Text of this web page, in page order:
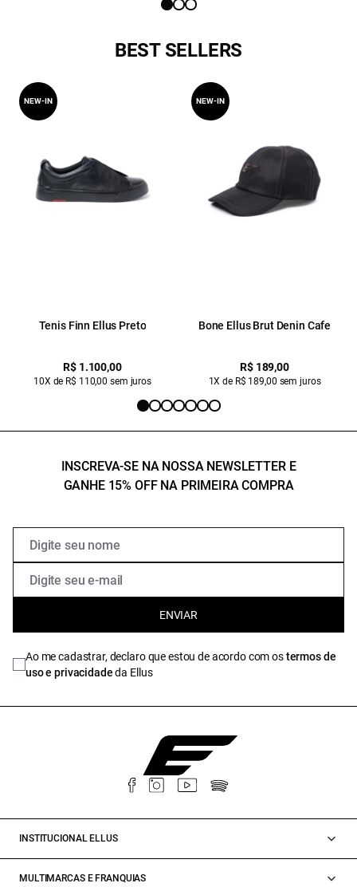
BEST SELLERS
Tenis Finn Ellus Preto
R$ 1.100,00
10X de R$ 110,00 sem juros
NEW-IN
Bone Ellus Brut Denin Cafe
R$ 189,00
1X de R$ 189,00 sem juros
NEW-IN
INSCREVA-SE NA NOSSA NEWSLETTER E
GANHE 15% OFF NA PRIMEIRA COMPRA
ENVIAR
Ao me cadastrar, declaro que estou de acordo com ostermos de
uso e privacidadeda Ellus
INSTITUCIONAL ELLUS
MULTIMARCAS E FRANQUIAS